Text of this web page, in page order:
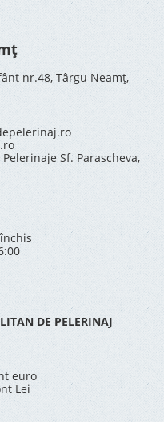
nr.48, Târgu Neamț,
Sf. Parascheva,
DE PELERINAJ
euro
Lei